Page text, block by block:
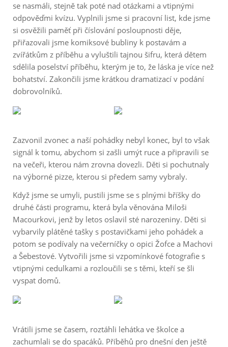
se nasmáli, stejně tak poté nad otázkami a vtipnými
odpověďmi kvízu. Vyplnili jsme si pracovní list, kde jsme
si osvěžili paměť při číslování posloupnosti děje,
přiřazovali jsme komiksové bubliny k postavám a
zvířátkům z příběhu a vyluštili tajnou šifru, která dětem
sdělila poselství příběhu, kterým je to, že láska je více než
bohatství. Zakončili jsme krátkou dramatizací v podání
dobrovolníků.
Zazvonil zvonec a naší pohádky nebyl konec, byl to však
signál k tomu, abychom si zašli umýt ruce a připravili se
na večeři, kterou nám zrovna dovezli. Děti si pochutnaly
na výborné pizze, kterou si předem samy vybraly.
Když jsme se umyli, pustili jsme se s plnými bříšky do
druhé části programu, která byla věnována Miloši
Macourkovi, jenž by letos oslavil sté narozeniny. Děti si
vybarvily plátěné tašky s postavičkami jeho pohádek a
potom se podívaly na večerníčky o opici Žofce a Machovi
a Šebestové. Vytvořili jsme si vzpomínkové fotografie s
vtipnými cedulkami a rozloučili se s těmi, kteří se šli
vyspat domů.
Vrátili jsme se časem, roztáhli lehátka ve školce a
zachumlali se do spacáků. Příběhů pro dnešní den ještě